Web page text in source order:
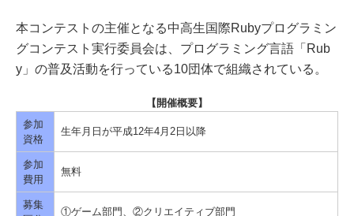
本コンテストの主催となる中高生国際Rubyプログラミン
グコンテスト実行委員会は、プログラミング言語「Rub
y」の普及活動を行っている10団体で組織されている。
【開催概要】
参加
資格
生年月日が平成12年4月2日以降
参加
費用
無料
募集
①ゲーム部門、②クリエイティブ部門